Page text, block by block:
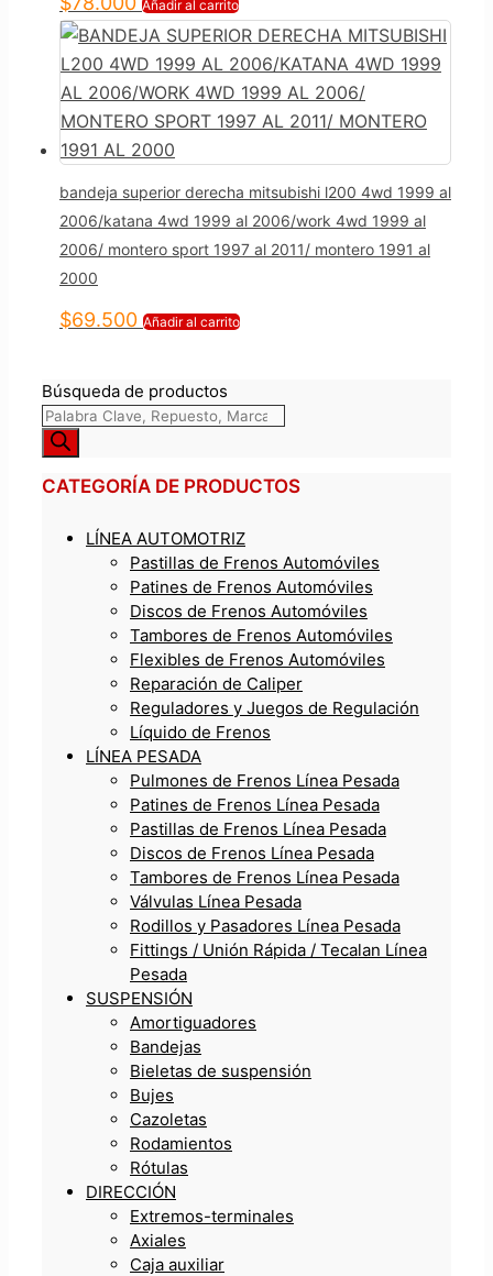
Añadir al carrito
bandeja superior derecha mitsubishi l200 4wd 1999 al
2006/katana 4wd 1999 al 2006/work 4wd 1999 al
2006/ montero sport 1997 al 2011/ montero 1991 al
2000
$69.500 Añadir al carrito
Búsqueda de productos
CATEGORÍA DE PRODUCTOS
LÍNEA AUTOMOTRIZ
Pastillas de Frenos Automóviles
Patines de Frenos Automóviles
Discos de Frenos Automóviles
Tambores de Frenos Automóviles
Flexibles de Frenos Automóviles
Reparación de Caliper
Reguladores y Juegos de Regulación
Líquido de Frenos
LÍNEA PESADA
Pulmones de Frenos Línea Pesada
Patines de Frenos Línea Pesada
Pastillas de Frenos Línea Pesada
Discos de Frenos Línea Pesada
Tambores de Frenos Línea Pesada
Válvulas Línea Pesada
Rodillos y Pasadores Línea Pesada
Fittings / Unión Rápida / Tecalan Línea
Pesada
SUSPENSIÓN
Amortiguadores
Bandejas
Bieletas de suspensión
Bujes
Cazoletas
Rodamientos
Rótulas
DIRECCIÓN
Extremos-terminales
Axiales
Caja auxiliar